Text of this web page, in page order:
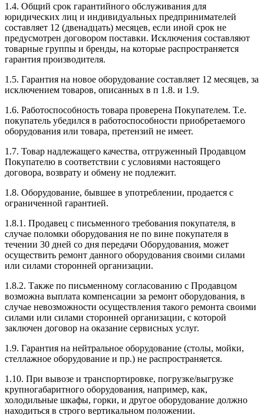
1.4. Общий срок гарантийного обслуживания для
юридических лиц и индивидуальных предпринимателей
составляет 12 (двенадцать) месяцев, если иной срок не
предусмотрен договором поставки. Исключения составляют
товарные группы и бренды, на которые распространяется
гарантия производителя.
1.5. Гарантия на новое оборудование составляет 12 месяцев, за
исключением товаров, описанных в п 1.8. и 1.9.
1.6. Работоспособность товара проверена Покупателем. Т.е.
покупатель убедился в работоспособности приобретаемого
оборудования или товара, претензий не имеет.
1.7. Товар надлежащего качества, отгруженный Продавцом
Покупателю в соответствии с условиями настоящего
договора, возврату и обмену не подлежит.
1.8. Оборудование, бывшее в употреблении, продается с
ограниченной гарантией.
1.8.1. Продавец с письменного требования покупателя, в
случае поломки оборудования не по вине покупателя в
течении 30 дней со дня передачи Оборудования, может
осуществить ремонт данного оборудования своими силами
или силами сторонней организации.
1.8.2. Также по письменному согласованию с Продавцом
возможна выплата компенсации за ремонт оборудования, в
случае невозможности осуществления такого ремонта своими
силами или силами сторонней организации, с которой
заключен договор на оказание сервисных услуг.
1.9. Гарантия на нейтральное оборудование (столы, мойки,
стеллажное оборудование и пр.) не распространяется.
1.10. При вывозе и транспортировке, погрузке/выгрузке
крупногабаритного оборудования, например, как,
холодильные шкафы, горки, и другое оборудование должно
находиться в строго вертикальном положении.